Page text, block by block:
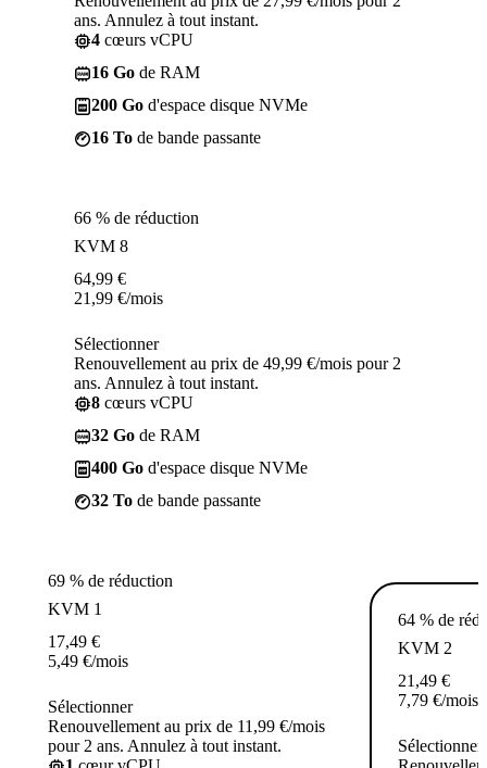
ans. Annulez à tout instant.
4 cœurs vCPU
16 Go de RAM
200 Go d'espace disque NVMe
16 To de bande passante
66 % de réduction
KVM 8
64,99 €
21,99 €/mois
Sélectionner
Renouvellement au prix de 49,99 €/mois pour 2
ans. Annulez à tout instant.
8 cœurs vCPU
32 Go de RAM
400 Go d'espace disque NVMe
32 To de bande passante
69 % de réduction
KVM 1
17,49 €
5,49 €/mois
Sélectionner
Renouvellement au prix de 11,99 €/mois
pour 2 ans. Annulez à tout instant.
64 % de
KVM 2
21,49 €
7,79 €/mois
Sélectionner